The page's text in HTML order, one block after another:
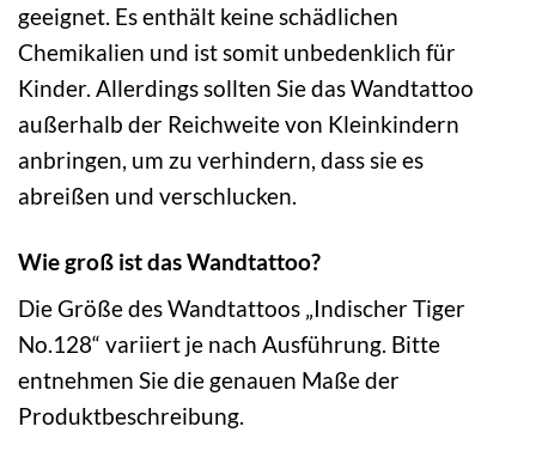
geeignet. Es enthält keine schädlichen
Chemikalien und ist somit unbedenklich für
Kinder. Allerdings sollten Sie das Wandtattoo
außerhalb der Reichweite von Kleinkindern
anbringen, um zu verhindern, dass sie es
abreißen und verschlucken.
Wie groß ist das Wandtattoo?
Die Größe des Wandtattoos „Indischer Tiger
No.128“ variiert je nach Ausführung. Bitte
entnehmen Sie die genauen Maße der
Produktbeschreibung.